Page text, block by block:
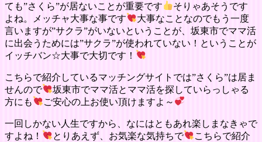
ても”さくら”が居ないことが重要です
そりゃあそうです
よね。メッチャ大事な事です
大事なことなのでもう一度
言いますが”サクラ”がいないということが、坂東市でママ活
に出会うためには”サクラ”が使われていない！ということが
イッチバン☆大事で大切です！
こちらで紹介しているマッチングサイトでは”さくら”は居ま
せんので
坂東市でママ活とママ活を探していらっしゃる
方にも
ご安心の上お使い頂けますよ～
一回しかない人生ですから、なにはともあれ楽しまなきゃで
すよね！
とりあえず、お気楽な気持ちで
こちらで紹介